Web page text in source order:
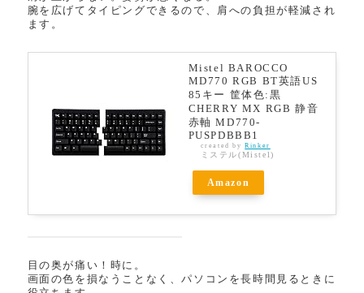
腕を広げてタイピングできるので、肩への負担が軽減され
ます。
Mistel BAROCCO
MD770 RGB BT英語US
85キー 筐体色:黒
CHERRY MX RGB 静音
赤軸 MD770-
PUSPDBBB1
created byRinker
ミステル(Mistel)
Amazon
目の奥が痛い！時に。
画面の色を損なうことなく、パソコンを長時間見るときに